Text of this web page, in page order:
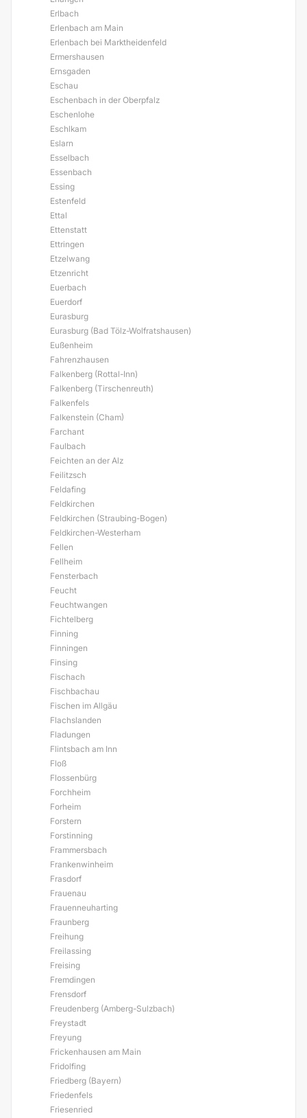
Erlbach
Erlenbach am Main
Erlenbach bei Marktheidenfeld
Ermershausen
Ernsgaden
Eschau
Eschenbach in der Oberpfalz
Eschenlohe
Eschlkam
Eslarn
Esselbach
Essenbach
Essing
Estenfeld
Ettal
Ettenstatt
Ettringen
Etzelwang
Etzenricht
Euerbach
Euerdorf
Eurasburg
Eurasburg (Bad Tölz-Wolfratshausen)
Eußenheim
Fahrenzhausen
Falkenberg (Rottal-Inn)
Falkenberg (Tirschenreuth)
Falkenfels
Falkenstein (Cham)
Farchant
Faulbach
Feichten an der Alz
Feilitzsch
Feldafing
Feldkirchen
Feldkirchen (Straubing-Bogen)
Feldkirchen-Westerham
Fellen
Fellheim
Fensterbach
Feucht
Feuchtwangen
Fichtelberg
Finning
Finningen
Finsing
Fischach
Fischbachau
Fischen im Allgäu
Flachslanden
Fladungen
Flintsbach am Inn
Floß
Flossenbürg
Forchheim
Forheim
Forstern
Forstinning
Frammersbach
Frankenwinheim
Frasdorf
Frauenau
Frauenneuharting
Fraunberg
Freihung
Freilassing
Freising
Fremdingen
Frensdorf
Freudenberg (Amberg-Sulzbach)
Freystadt
Freyung
Frickenhausen am Main
Fridolfing
Friedberg (Bayern)
Friedenfels
Friesenried